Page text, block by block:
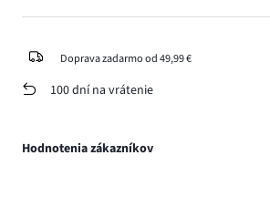
Doprava zadarmo od 49,99 €
100 dní na vrátenie
Hodnotenia zákazníkov